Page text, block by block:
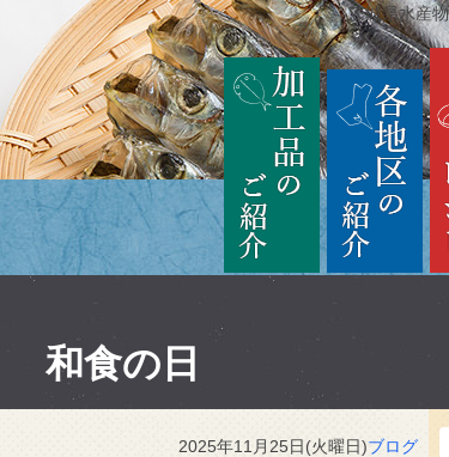
茨城県水産
各
加工品のご紹介
和食の日
2025年11月25日(火曜日)ブログ